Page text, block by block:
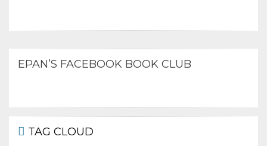
EPAN’S FACEBOOK BOOK CLUB
TAG CLOUD